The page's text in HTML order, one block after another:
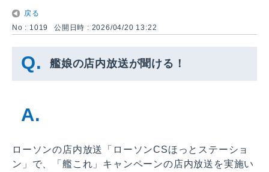
戻る
No : 1019
公開日時 : 2026/04/20 13:22
艦娘の店内放送が聞ける！
ローソンの店内放送「ローソンCSほっとステーショ
ン」で、「艦これ」キャンペーンの店内放送を実施い